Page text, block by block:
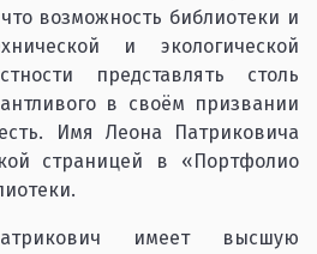
возможность библиотеки и
и экологической
представлять столь
в своём призвании
Имя Леона Патриковича
страницей в «Портфолио
имеет высшую